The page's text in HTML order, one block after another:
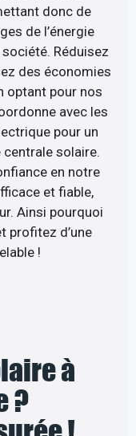
donc de
de l’énergie
Réduisez
des économies
optant pour nos
avec les
pour un
solaire.
en notre
et fiable,
Ainsi pourquoi
profitez d’une
!
à
?